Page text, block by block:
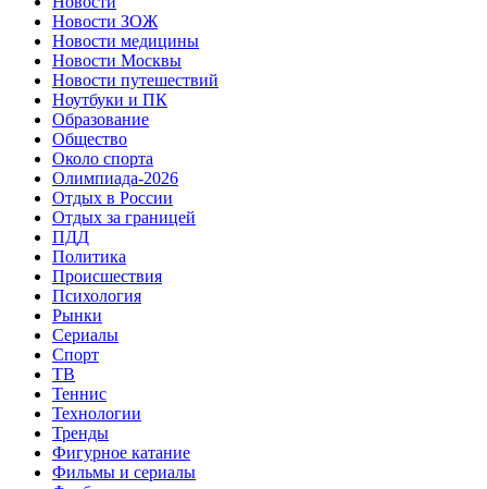
Новости ЗОЖ
Новости медицины
Новости Москвы
Новости путешествий
Ноутбуки и ПК
Образование
Общество
Около спорта
Олимпиада-2026
Отдых в России
Отдых за границей
ПДД
Политика
Происшествия
Психология
Рынки
Сериалы
Спорт
ТВ
Теннис
Технологии
Тренды
Фигурное катание
Фильмы и сериалы